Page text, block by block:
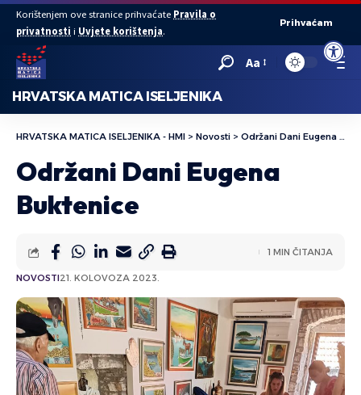
Open
Korištenjem ove stranice prihvaćate Pravila o
privatnosti i Uvjete korištenja.
Prihvaćam
Aa
HRVATSKA MATICA ISELJENIKA
HRVATSKA MATICA ISELJENIKA - HMI > Novosti > Održani Dani Eugena Buktenice
Održani Dani Eugena
Buktenice
NOVOSTI21. KOLOVOZA 2023.
1 MIN ČITANJA